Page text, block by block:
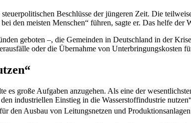
Beschlüsse der jüngeren Zeit. Die
den meisten Menschen“ führen, sagte er. Das helfe
geboten –, die Gemeinden in Deutschland in der
oder die Übernahme von Unterbringungskosten
es große Aufgaben anzugehen. Als eine der
industriellen Einstieg in die Wasserstoffindustrie
den Ausbau von Leitungsnetzen und